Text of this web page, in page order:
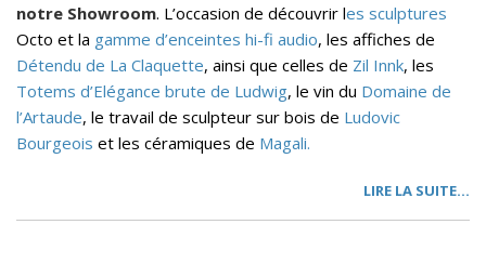
notre Showroom. L’occasion de découvrir les sculptures
Octo et la gamme d’enceintes hi-fi audio, les affiches de
Détendu de La Claquette, ainsi que celles de Zil Innk, les
Totems d’Elégance brute de Ludwig, le vin du Domaine de
l’Artaude, le travail de sculpteur sur bois de Ludovic
Bourgeois et les céramiques de Magali.
LIRE LA SUITE…